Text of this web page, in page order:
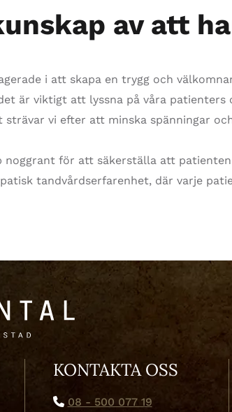
av att
i att skapa en trygg och
är viktigt att lyssna på våra
vi efter att minska spänningar
noggrant för att säkerställa att
tandvårdserfarenhet, där varje
KONTAKTA OSS
 08 - 500 077 19